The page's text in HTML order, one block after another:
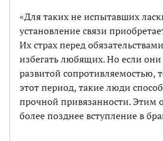
«Для таких не испытавших
установление связи
Их страх перед
избегать любящих. Но если
развитой сопротивляемостью,
этот период, такие люди
прочной привязанности. Этим
более позднее вступление в